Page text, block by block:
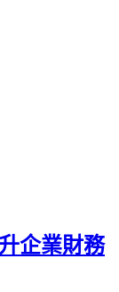
企業財務